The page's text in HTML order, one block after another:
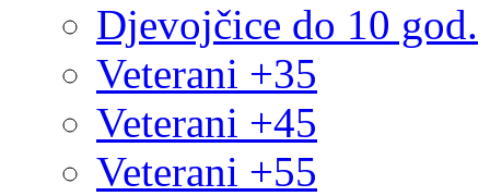
Djevojčice do 10 god.
Veterani +35
Veterani +45
Veterani +55